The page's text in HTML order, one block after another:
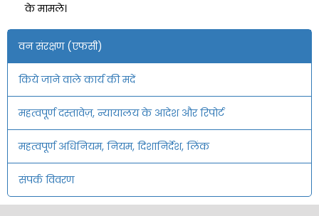
वन संरक्षण (एफसी)
किये जाने वाले कार्य की मदें
महत्वपूर्ण दस्तावेज़, न्यायालय के आदेश और रिपोर्ट
महत्वपूर्ण अधिनियम, नियम, दिशानिर्देश, लिंक
संपर्क विवरण
के मामले।